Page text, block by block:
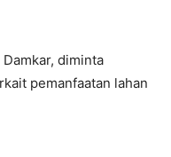
diminta
pemanfaatan lahan